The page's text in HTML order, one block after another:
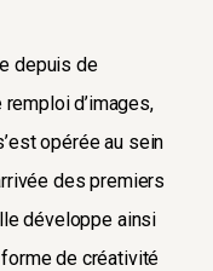
depuis de
d’images,
opérée au sein
des premiers
développe ainsi
de créativité